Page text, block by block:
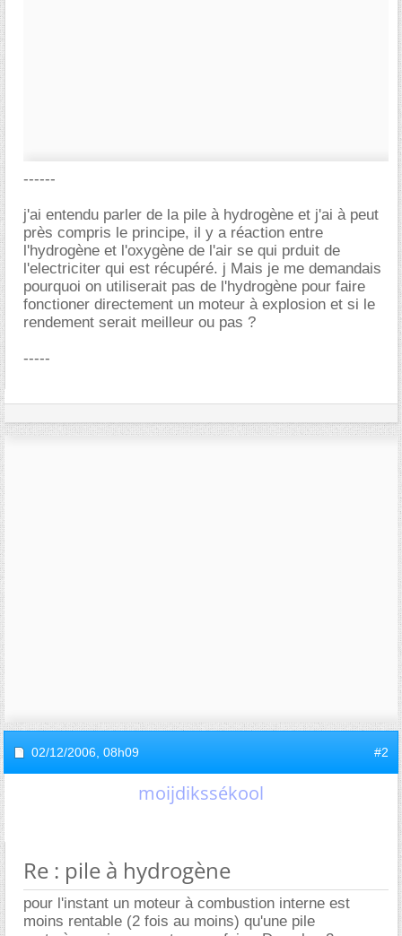
------
j'ai entendu parler de la pile à hydrogène et j'ai à peut
près compris le principe, il y a réaction entre
l'hydrogène et l'oxygène de l'air se qui prduit de
l'electriciter qui est récupéré. j Mais je me demandais
pourquoi on utiliserait pas de l'hydrogène pour faire
fonctioner directement un moteur à explosion et si le
rendement serait meilleur ou pas ?
-----
02/12/2006, 08h09 #2
moijdikssékool
Re : pile à hydrogène
pour l'instant un moteur à combustion interne est
moins rentable (2 fois au moins) qu'une pile